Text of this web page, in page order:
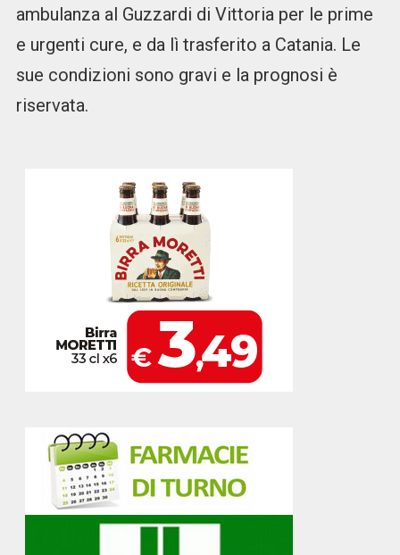
ambulanza al Guzzardi di Vittoria per le prime
e urgenti cure, e da lì trasferito a Catania. Le
sue condizioni sono gravi e la prognosi è
riservata.